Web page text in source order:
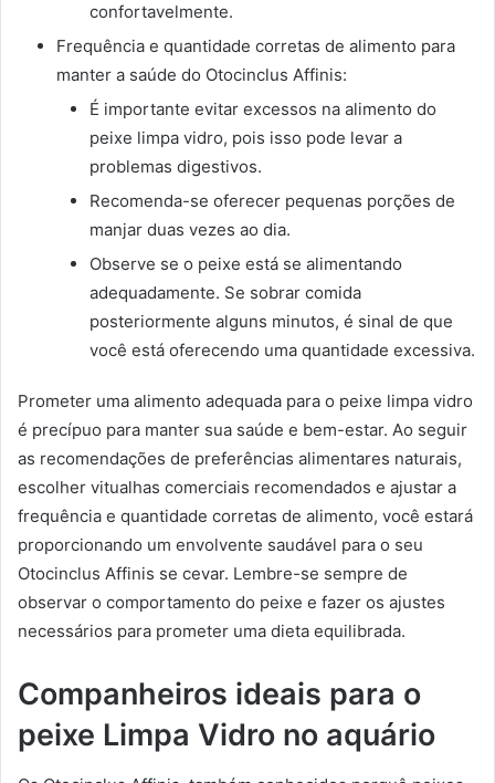
confortavelmente.
Frequência e quantidade corretas de alimento para
manter a saúde do Otocinclus Affinis:
É importante evitar excessos na alimento do
peixe limpa vidro, pois isso pode levar a
problemas digestivos.
Recomenda-se oferecer pequenas porções de
manjar duas vezes ao dia.
Observe se o peixe está se alimentando
adequadamente. Se sobrar comida
posteriormente alguns minutos, é sinal de que
você está oferecendo uma quantidade excessiva.
Prometer uma alimento adequada para o peixe limpa vidro
é precípuo para manter sua saúde e bem-estar. Ao seguir
as recomendações de preferências alimentares naturais,
escolher vitualhas comerciais recomendados e ajustar a
frequência e quantidade corretas de alimento, você estará
proporcionando um envolvente saudável para o seu
Otocinclus Affinis se cevar. Lembre-se sempre de
observar o comportamento do peixe e fazer os ajustes
necessários para prometer uma dieta equilibrada.
Companheiros ideais para o
peixe Limpa Vidro no aquário